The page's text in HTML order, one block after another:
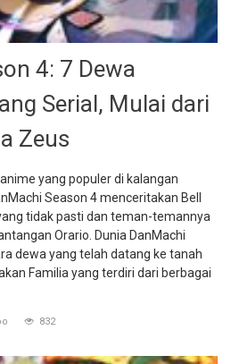
4: 7 Dewa
Serial, Mulai dari
Zeus
yang populer di kalangan
Season 4 menceritakan Bell
tidak pasti dan teman-temannya
Orario. Dunia DanMachi
dewa yang telah datang ke tanah
Familia yang terdiri dari berbagai
832